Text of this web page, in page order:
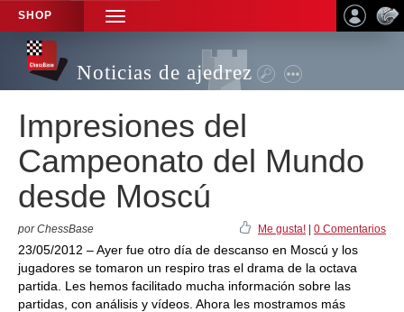
SHOP
TOGGLE
NAVIGATION
Noticias de ajedrez
Impresiones del
Campeonato del Mundo
desde Moscú
por ChessBase Me gusta! 0 Comentarios
23/05/2012 – Ayer fue otro día de descanso en Moscú y los
jugadores se tomaron un respiro tras el drama de la octava
partida. Les hemos facilitado mucha información sobre las
partidas, con análisis y vídeos. Ahora les mostramos más